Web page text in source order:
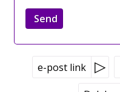
e-post link